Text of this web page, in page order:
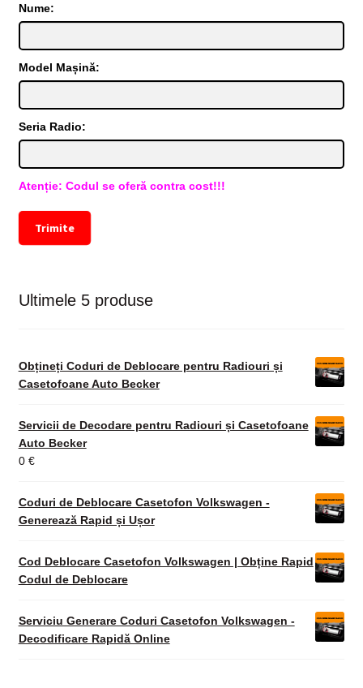
Nume:
Model Mașină:
Seria Radio:
Atenție: Codul se oferă contra cost!!!
Trimite
Ultimele 5 produse
Obțineți Coduri de Deblocare pentru Radiouri și
Casetofoane Auto Becker
Servicii de Decodare pentru Radiouri și Casetofoane
Auto Becker
0 €
Coduri de Deblocare Casetofon Volkswagen -
Generează Rapid și Ușor
Cod Deblocare Casetofon Volkswagen | Obține Rapid
Codul de Deblocare
Serviciu Generare Coduri Casetofon Volkswagen -
Decodificare Rapidă Online